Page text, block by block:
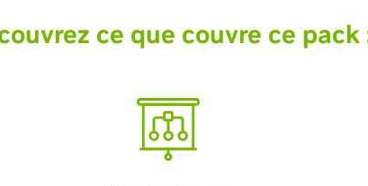
ce que couvre ce pack